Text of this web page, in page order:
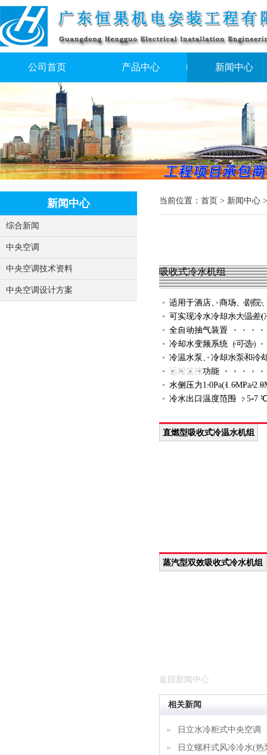
公司首页 产品中心 新闻中心
新闻中心
综合新闻
中央空调
中央空调技术资料
中央空调设计方案
当前位置： 首页 > 新闻中心
吸收式冷水机组
适用于酒店、商场、剧院
可实现冷水冷却水大温差
全自动抽气装置
冷却水变频系统（可选）
冷温水泵、冷却水泵和冷
远程监控功能
水侧压力1.0Pa(1.6MPa/
冷水出口温度范围 ：5-7
直燃型吸收式冷温水机组
蒸汽型双效吸收式冷水机组
返回新闻中心
相关新闻
日立水冷柜式中央空调
日立螺杆式风冷冷水(热